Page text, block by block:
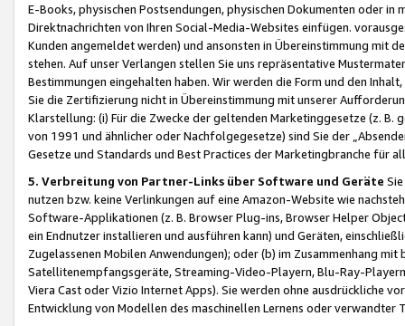
E-Books, physischen Postsendungen, physischen Dokumenten oder in
Direktnachrichten von Ihren Social-Media-Websites einfügen.
Kunden angemeldet werden) und ansonsten in Übereinstimmung mit
stehen. Auf unser Verlangen stellen Sie uns repräsentative
Bestimmungen eingehalten haben. Wir werden die Form und den
Sie die Zertifizierung nicht in Übereinstimmung mit unserer
Klarstellung: (i) Für die Zwecke der geltenden Marketinggesetze (z. B.
von 1991 und ähnlicher oder Nachfolgegesetze) sind Sie der
Gesetze und Standards und Best Practices der Marketingbranche für
5. Verbreitung von Partner-Links über Software und Geräte
nutzen bzw. keine Verlinkungen auf eine Amazon-Website wie
Software-Applikationen (z. B. Browser Plug-ins, Browser Helper
ein Endnutzer installieren und ausführen kann) und Geräten,
Zugelassenen Mobilen Anwendungen); oder (b) im Zusammenhang
Satellitenempfangsgeräte, Streaming-Video-Playern, Blu-Ray-
Viera Cast oder Vizio Internet Apps). Sie werden ohne ausdrückliche
Entwicklung von Modellen des maschinellen Lernens oder